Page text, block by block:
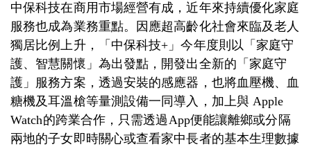
中保科技在商用市場經營有成，近年來持續優化家庭
服務也成為業務重點。因應超高齡化社會來臨及老人
獨居比例上升，「中保科技+」今年度則以「家庭守
護、智慧關懷」為出發點，開發出全新的「家庭守
護」服務方案，透過安裝的感應器，也將血壓機、血
糖機及耳溫槍等量測設備一同導入，加上與 Apple
Watch的跨業合作，只需透過App便能讓離鄉或分隔
兩地的子女即時關心或查看家中長者的基本生理數據